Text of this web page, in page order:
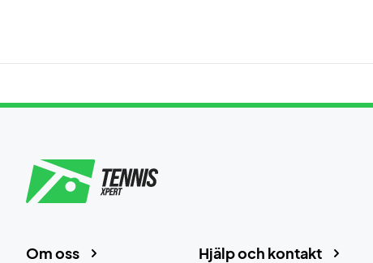
Hjälp och kontakt
Om oss